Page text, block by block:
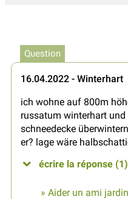
Question
16.04.2022 - Winterhart
ich wohne auf 800m
russatum winterhart und
schneedecke
er? lage wäre
écrire la réponse (1)
» Aider un ami